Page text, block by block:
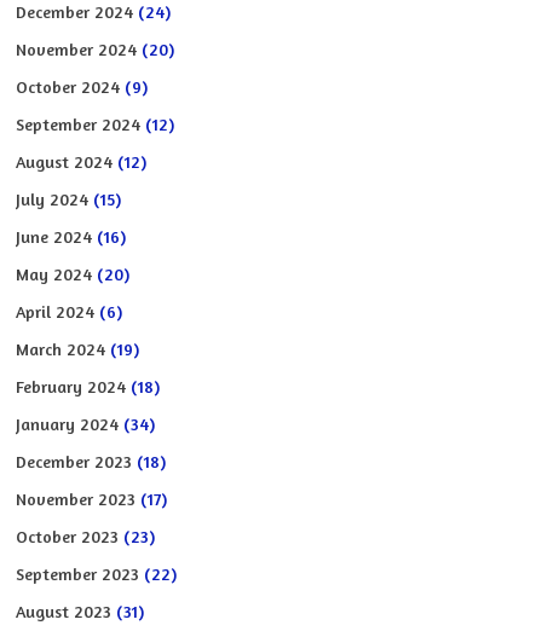
December 2024 (24)
November 2024 (20)
October 2024 (9)
September 2024 (12)
August 2024 (12)
July 2024 (15)
June 2024 (16)
May 2024 (20)
April 2024 (6)
March 2024 (19)
February 2024 (18)
January 2024 (34)
December 2023 (18)
November 2023 (17)
October 2023 (23)
September 2023 (22)
August 2023 (31)